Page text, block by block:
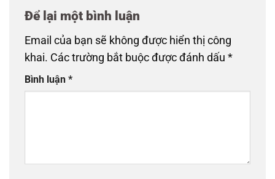
Để lại một bình luận
Email của bạn sẽ không được hiển thị công
khai. Các trường bắt buộc được đánh dấu *
Bình luận *